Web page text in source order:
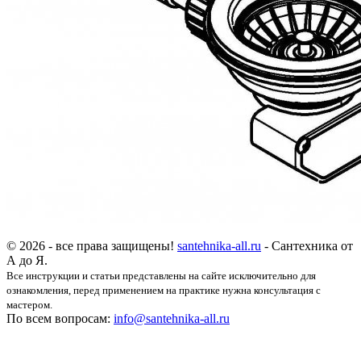
© 2026 - все права защищены! santehnika-all.ru - Сантехника от
А до Я.
Все инструкции и статьи представлены на сайте исключительно для
ознакомления, перед применением на практике нужна консультация с
мастером.
По всем вопросам: info@santehnika-all.ru